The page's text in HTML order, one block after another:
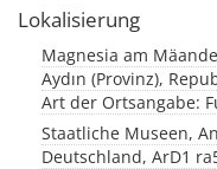
Lokalisierung
Magnesia am
Aydın (Provinz),
Art der Ortsangabe:
Staatliche Museen,
Deutschland, ArD1